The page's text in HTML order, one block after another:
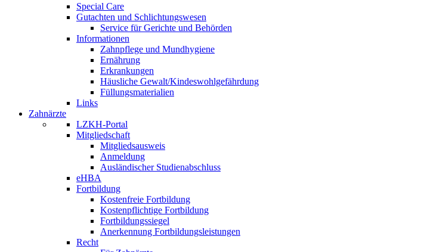
Special Care
Gutachten und Schlichtungswesen
Service für Gerichte und Behörden
Informationen
Zahnpflege und Mundhygiene
Ernährung
Erkrankungen
Häusliche Gewalt/Kindeswohlgefährdung
Füllungsmaterialien
Links
Zahnärzte
LZKH-Portal
Mitgliedschaft
Mitgliedsausweis
Anmeldung
Ausländischer Studienabschluss
eHBA
Fortbildung
Kostenfreie Fortbildung
Kostenpflichtige Fortbildung
Fortbildungssiegel
Anerkennung Fortbildungsleistungen
Recht